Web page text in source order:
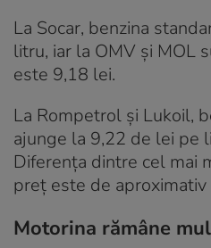
La Socar, benzina
litru, iar la OMV și MOL
este 9,18 lei.
La Rompetrol și Lukoil,
ajunge la 9,22 de lei pe
Diferența dintre cel mai
preț este de
Motorina rămâne